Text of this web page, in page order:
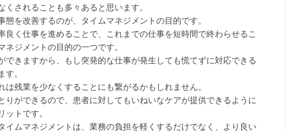
くされることも多々あると思います。
態を改善するのが、タイムマネジメントの目的です。
良く仕事を進めることで、これまでの仕事を短時間で終わらせるこ
ネジメントの目的の一つです。
できますから、もし突発的な仕事が発生しても慌てずに対応できる
す。
は残業を少なくすることにも繋がるかもしれません。
りができるので、患者に対してもいねいなケアが提供できるように
ットです。
イムマネジメントは、業務の負担を軽くするだけでなく、より良い